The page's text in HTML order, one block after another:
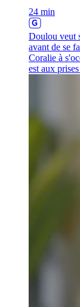
24 min
Doulou veut
avant de se
Coralie à
est aux